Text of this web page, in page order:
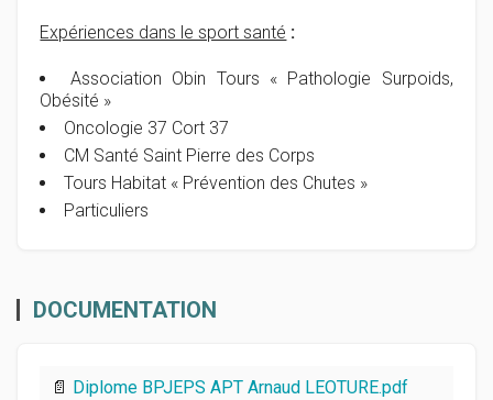
Expériences dans le sport santé :
Association Obin Tours « Pathologie Surpoids,
Obésité »
Oncologie 37 Cort 37
CM Santé Saint Pierre des Corps
Tours Habitat « Prévention des Chutes »
Particuliers
DOCUMENTATION
📄 Diplome BPJEPS APT Arnaud LEOTURE.pdf